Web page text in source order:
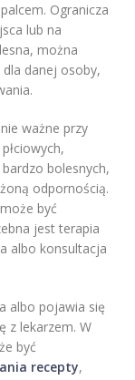
Ogranicza
lub na
można
danej osoby,
ważne przy
bolesnych,
odpornością.
być
jest terapia
albo konsultacja
albo pojawia się
z lekarzem. W
być
recepty,